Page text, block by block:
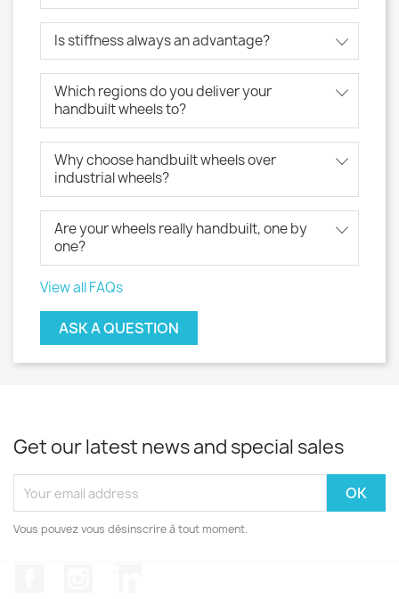
Is stiffness always an advantage?
Which regions do you deliver your
handbuilt wheels to?
Why choose handbuilt wheels over
industrial wheels?
Are your wheels really handbuilt, one by
one?
View all FAQs
ASK A QUESTION
Get our latest news and special sales
Vous pouvez vous désinscrire à tout moment.